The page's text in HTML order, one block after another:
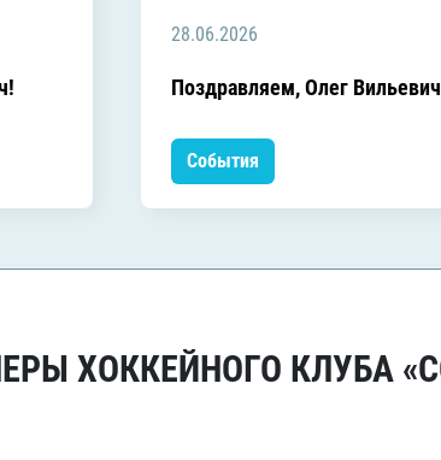
28.06.2026
Поздравляем, Олег
События
ХОККЕЙНОГО КЛУБА